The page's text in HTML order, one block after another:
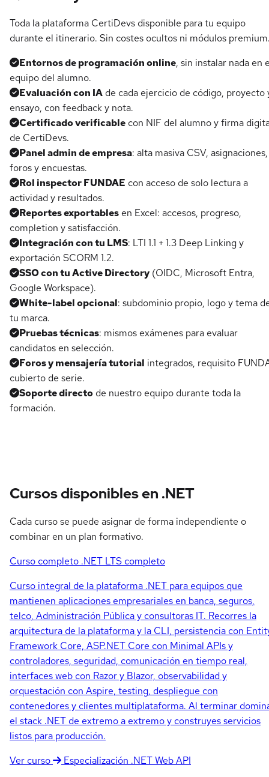
Toda la plataforma CertiDevs disponible para tu equipo
durante el itinerario. Sin costes ocultos ni módulos
Entornos de programación online, sin instalar nada en
equipo del alumno.
Evaluación con IA de cada ejercicio de código, proyecto
ensayo, con feedback y nota.
Certificado verificable con NIF del alumno y firma
de CertiDevs.
Panel admin de empresa: alta masiva CSV, asignaciones,
foros y encuestas.
Rol inspector FUNDAE con acceso de solo lectura a
actividad y resultados.
Reportes exportables en Excel: accesos, progreso,
completion y satisfacción.
Integración con tu LMS: LTI 1.1 + 1.3 Deep Linking y
exportación SCORM 1.2.
SSO con tu Active Directory (OIDC, Microsoft Entra,
Google Workspace).
White-label opcional: subdominio propio, logo y tema
tu marca.
Pruebas técnicas: mismos exámenes para evaluar
candidatos en selección.
Foros y mensajería tutorial integrados, requisito
cubierto de serie.
Soporte directo de nuestro equipo durante toda la
formación.
Cursos disponibles en .NET
Cada curso se puede asignar de forma independiente o
combinar en un plan formativo.
Curso completo .NET LTS completo
Curso integral de la plataforma .NET para equipos que
mantienen aplicaciones empresariales en banca, seguros,
telco, Administración Pública y consultoras IT. Recorres la
arquitectura de la plataforma y la CLI, persistencia con
Framework Core, ASP.NET Core con Minimal APIs y
controladores, seguridad, comunicación en tiempo real,
interfaces web con Razor y Blazor, observabilidad y
orquestación con Aspire, testing, despliegue con
contenedores y clientes multiplataforma. Al terminar
el stack .NET de extremo a extremo y construyes servicios
listos para producción.
Ver curso
Especialización .NET Web API